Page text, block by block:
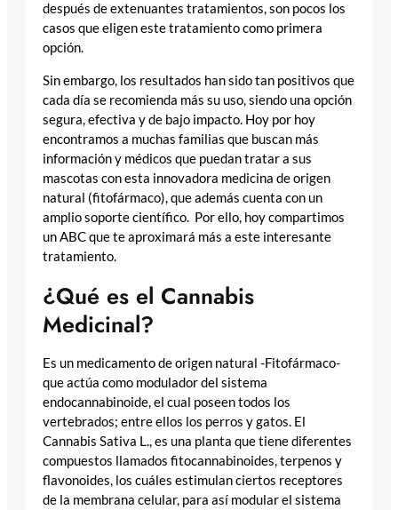
después de extenuantes tratamientos, son pocos los
casos que eligen este tratamiento como primera
opción.
Sin embargo, los resultados han sido tan positivos que
cada día se recomienda más su uso, siendo una opción
segura, efectiva y de bajo impacto. Hoy por hoy
encontramos a muchas familias que buscan más
información y médicos que puedan tratar a sus
mascotas con esta innovadora medicina de origen
natural (fitofármaco), que además cuenta con un
amplio soporte científico. Por ello, hoy compartimos
un ABC que te aproximará más a este interesante
tratamiento.
¿Qué es el Cannabis
Medicinal?
Es un medicamento de origen natural -Fitofármaco-
que actúa como modulador del sistema
endocannabinoide, el cual poseen todos los
vertebrados; entre ellos los perros y gatos. El
Cannabis Sativa L., es una planta que tiene diferentes
compuestos llamados fitocannabinoides, terpenos y
flavonoides, los cuáles estimulan ciertos receptores
de la membrana celular, para así modular el sistema